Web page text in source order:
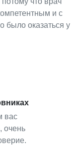
и с
было оказаться у
вас
очень